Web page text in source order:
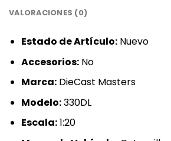
VALORACIONES (0)
Estado de Artículo:Nuevo
Accesorios:No
Marca:DieCast Masters
Modelo:330DL
Escala:1:20